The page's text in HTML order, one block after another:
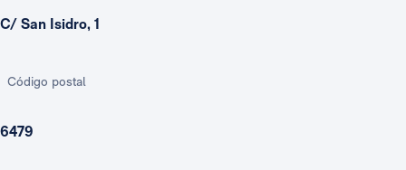
C/ San Isidro, 1
Código postal
6479